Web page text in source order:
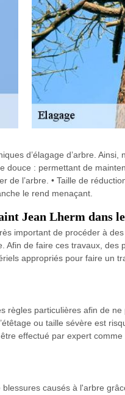
d’élagage d’arbre.
: permettant de
de l’arbre. • Taille de
le rend menaçant.
Jean Lherm dans le
important de procéder à
de faire ces travaux,
appropriés pour faire un
particulières afin de
ou taille sévère est
effectué par expert
causés à l'arbre